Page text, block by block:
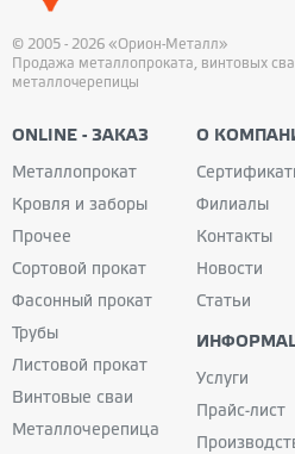
© 2005 - 2026 «Орион-Металл»
Продажа металлопроката, винтовых
металлочерепицы
ONLINE - ЗАКАЗ
Металлопрокат
Кровля и заборы
Прочее
Сортовой прокат
Фасонный прокат
Трубы
Листовой прокат
Винтовые сваи
Металлочерепица
О
Филиалы
Контакты
Новости
Статьи
Услуги
Прайс-лист